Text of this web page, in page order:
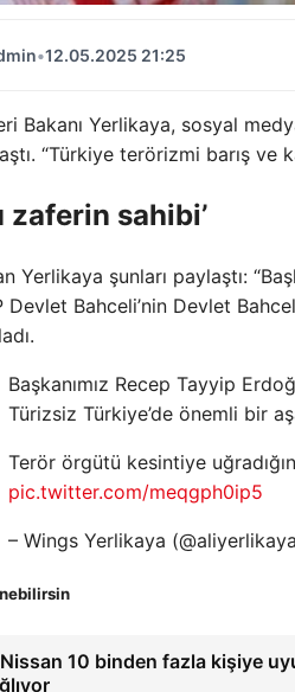
•12.05.2025 21:25
Bakanı Yerlikaya, sosyal
“Türkiye terörizmi barış ve
zaferin sahibi’
Yerlikaya şunları paylaştı:
Devlet Bahceli’nin Devlet
Başkanımız Recep Tayyip
Türizsiz Türkiye’de önemli bir
Terör örgütü kesintiye
pic.twitter.com/meqgph0ip5
– Wings Yerlikaya
10 binden fazla kişiye